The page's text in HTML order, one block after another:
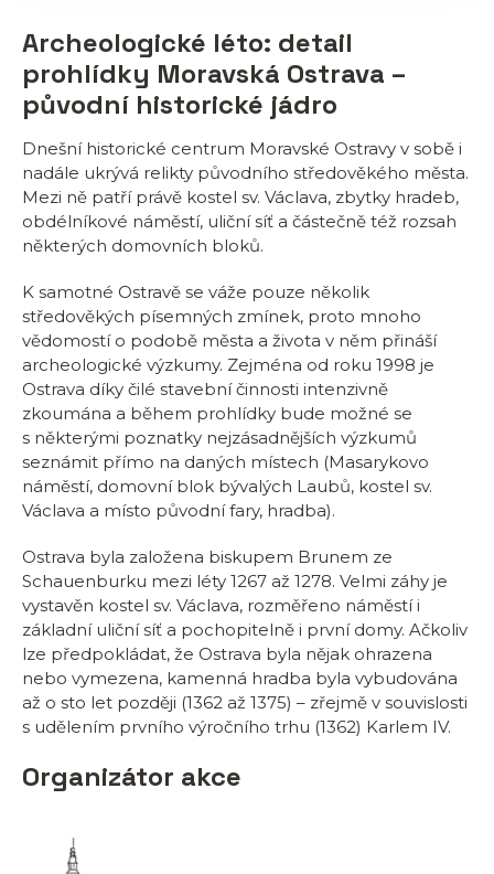
Archeologické léto: detail
prohlídky Moravská Ostrava –
původní historické jádro
Dnešní historické centrum Moravské Ostravy v sobě i
nadále ukrývá relikty původního středověkého města.
Mezi ně patří právě kostel sv. Václava, zbytky hradeb,
obdélníkové náměstí, uliční síť a částečně též rozsah
některých domovních bloků.
K samotné Ostravě se váže pouze několik
středověkých písemných zmínek, proto mnoho
vědomostí o podobě města a života v něm přináší
archeologické výzkumy. Zejména od roku 1998 je
Ostrava díky čilé stavební činnosti intenzivně
zkoumána a během prohlídky bude možné se
s některými poznatky nejzásadnějších výzkumů
seznámit přímo na daných místech (Masarykovo
náměstí, domovní blok bývalých Laubů, kostel sv.
Václava a místo původní fary, hradba).
Ostrava byla založena biskupem Brunem ze
Schauenburku mezi léty 1267 až 1278. Velmi záhy je
vystavěn kostel sv. Václava, rozměřeno náměstí i
základní uliční síť a pochopitelně i první domy. Ačkoliv
lze předpokládat, že Ostrava byla nějak ohrazena
nebo vymezena, kamenná hradba byla vybudována
až o sto let později (1362 až 1375) – zřejmě v souvislosti
s udělením prvního výročního trhu (1362) Karlem IV.
Organizátor akce